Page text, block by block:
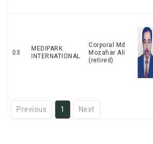
03
MEDIPARK
INTERNATIONAL
Corporal Md
Mozahar Ali
(retired)
Previous 1 Next